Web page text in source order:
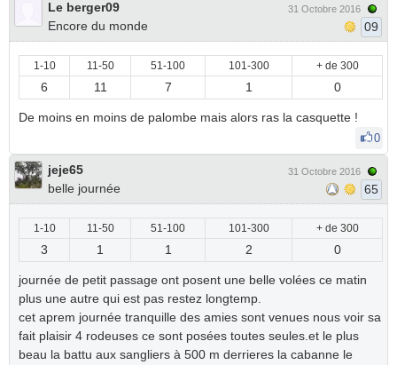
Le berger09
Encore du monde
31 Octobre 2016
09
1-10 11-50 51-100 101-300 + de 300
6 11 7 1 0
De moins en moins de palombe mais alors ras la casquette !
0
jeje65
belle journée
31 Octobre 2016
65
1-10 11-50 51-100 101-300 + de 300
3 1 1 2 0
journée de petit passage ont posent une belle volées ce matin
plus une autre qui est pas restez longtemp.
cet aprem journée tranquille des amies sont venues nous voir sa
fait plaisir 4 rodeuses ce sont posées toutes seules.et le plus
beau la battu aux sangliers à 500 m derrieres la cabanne le